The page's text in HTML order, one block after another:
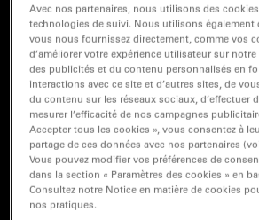
Avec nos partenaires, nous utilisons des cookies
technologies de suivi. Nous utilisons également
vous nous fournissez directement, comme vos
d’améliorer votre expérience utilisateur sur
des publicités et du contenu personnalisés en
interactions avec ce site et d’autres sites, de
du contenu sur les réseaux sociaux, d’effectuer
mesurer l’efficacité de nos campagnes
Accepter tous les cookies », vous consentez à
partage de ces données avec nos partenaires
Vous pouvez modifier vos préférences de
dans la section « Paramètres des cookies » en
Consultez notre Notice en matière de cookies
nos pratiques.